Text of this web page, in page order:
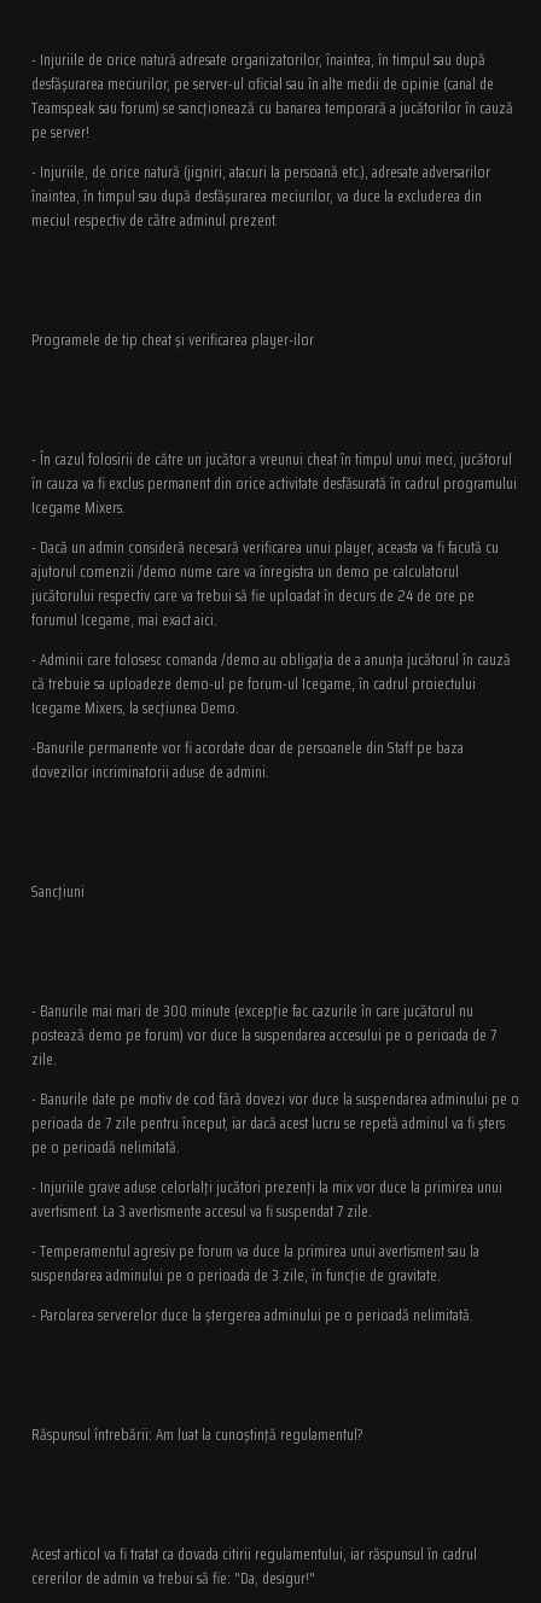
- Injuriile de orice natură adresate organizatorilor, înaintea, în timpul sau după
desfăşurarea meciurilor, pe server-ul oficial sau în alte medii de opinie (canal de
Teamspeak sau forum) se sancţionează cu banarea temporară a jucătorilor în cauză
pe server!
- Injuriile, de orice natură (jigniri, atacuri la persoană etc.), adresate adversarilor
înaintea, în timpul sau după desfăşurarea meciurilor, va duce la excluderea din
meciul respectiv de către adminul prezent.
Programele de tip cheat şi verificarea player-ilor
- În cazul folosirii de către un jucător a vreunui cheat în timpul unui meci, jucătorul
în cauza va fi exclus permanent din orice activitate desfăsurată în cadrul programului
Icegame Mixers.
- Dacă un admin consideră necesară verificarea unui player, aceasta va fi facută cu
ajutorul comenzii /demo nume care va înregistra un demo pe calculatorul
jucătorului respectiv care va trebui să fie uploadat în decurs de 24 de ore pe
forumul Icegame, mai exact aici.
- Adminii care folosesc comanda /demo au obligaţia de a anunţa jucătorul în cauză
că trebuie sa uploadeze demo-ul pe forum-ul Icegame, în cadrul proiectului
Icegame Mixers, la secţiunea Demo.
-Banurile permanente vor fi acordate doar de persoanele din Staff pe baza
dovezilor incriminatorii aduse de admini.
Sancţiuni
- Banurile mai mari de 300 minute (excepţie fac cazurile în care jucătorul nu
postează demo pe forum) vor duce la suspendarea accesului pe o perioada de 7
zile.
- Banurile date pe motiv de cod fără dovezi vor duce la suspendarea adminului pe o
perioada de 7 zile pentru început, iar dacă acest lucru se repetă adminul va fi şters
pe o perioadă nelimitată.
- Injuriile grave aduse celorlalţi jucători prezenţi la mix vor duce la primirea unui
avertisment. La 3 avertismente accesul va fi suspendat 7 zile.
- Temperamentul agresiv pe forum va duce la primirea unui avertisment sau la
suspendarea adminului pe o perioada de 3 zile, în funcţie de gravitate.
- Parolarea serverelor duce la ştergerea adminului pe o perioadă nelimitată.
Răspunsul întrebării: Am luat la cunoştinţă regulamentul?
Acest articol va fi tratat ca dovada citirii regulamentului, iar răspunsul în cadrul
cererilor de admin va trebui să fie: "Da, desigur!"